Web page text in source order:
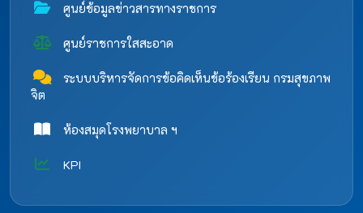
ศูนย์ข้อมูลข่าวสารทางราชการ
ศูนย์ราชการใสสะอาด
ระบบบริหารจัดการข้อคิดเห็นข้อร้องเรียน กรมสุขภาพ
จิต
ห้องสมุดโรงพยาบาล ฯ
KPI